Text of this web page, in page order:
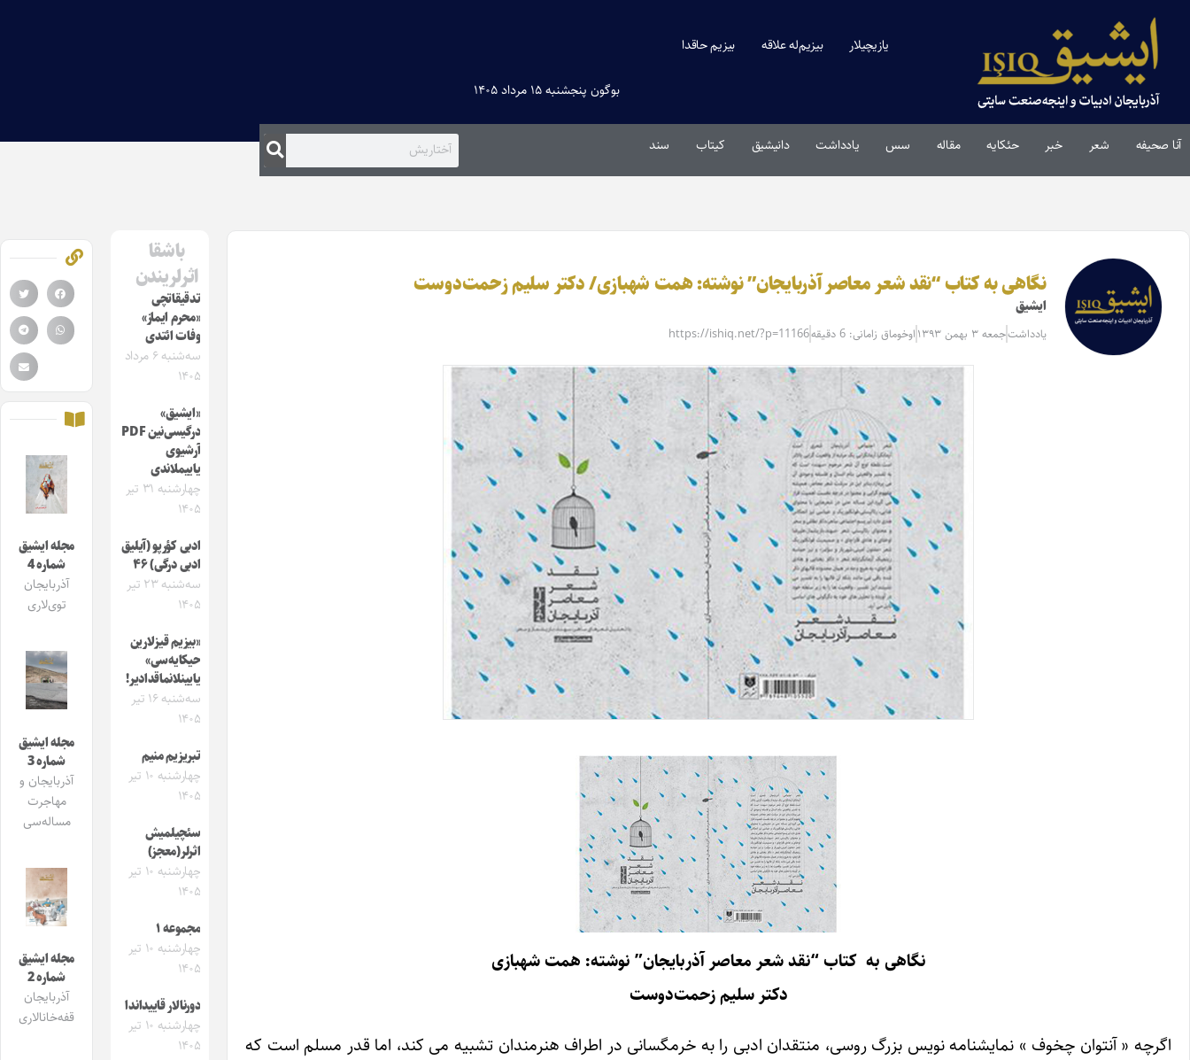
یازیچیلار بیزیم‌له علاقه بیزیم حاقدا
بوگون پنجشنبه ۱۵ مرداد ۱۴۰۵
آنا صحیفه شعر خبر حئکایه مقاله‌ سس یادداشت دانیشیق کیتاب سند
نگاهی به کتاب “نقد شعر معاصر آذربایجان” نوشته: همت شهبازی/ دکتر سلیم زحمت‌دوست
ایشیق
یادداشتجمعه ۳ بهمن ۱۳۹۳ اوخوماق زامانی: 6 دقیقه https://ishiq.net/?p=11166
نگاهی به کتاب “نقد شعر معاصر آذربایجان” نوشته: همت شهبازی
دکتر سلیم زحمت‌دوست
اگرچه « آنتوان چخوف » نمایشنامه نویس بزرگ روسی، منتقدان ادبی را به خرمگسانی در اطراف هنرمندان تشبیه می کند، اما قدر مسلم است که
باشقا
اثرلریندن
تدقیقاتچی
«محرم ایماز»
وفات ائتدی
سه‌شنبه ۶ مرداد
۱۴۰۵
«ایشیق»
درگیسی‌نین PDF
آرشیوی
یاییملاندی
چهارشنبه ۳۱ تیر
۱۴۰۵
ادبی کؤرپو (آیلیق
ادبی درگی) ۴۶
سه‌شنبه ۲۳ تیر
۱۴۰۵
«بیزیم قیزلارین
حیکایه‌سی»
یایینلانماقدادیر!
سه‌شنبه ۱۶ تیر
۱۴۰۵
تبریزیم منیم
چهارشنبه ۱۰ تیر
۱۴۰۵
سئچیلمیش
اثرلر(معجز)
چهارشنبه ۱۰ تیر
۱۴۰۵
مجموعه ۱
چهارشنبه ۱۰ تیر
۱۴۰۵
دورنالار قاییداندا
چهارشنبه ۱۰ تیر
۱۴۰۵
مجله ایشیق
شماره 4
آذربایجان
توی‌لاری
مجله ایشیق
شماره 3
آذربایجان و
مهاجرت
مساله‌سی
مجله ایشیق
شماره 2
آذربایجان
قفه‌خانالاری